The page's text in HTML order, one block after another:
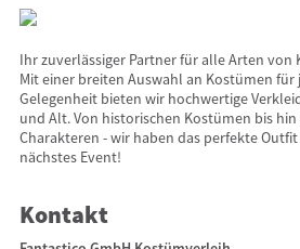
Ihr zuverlässiger Partner für alle Arten von
Mit einer breiten Auswahl an Kostümen für
Gelegenheit bieten wir hochwertige
und Alt. Von historischen Kostümen bis
Charakteren - wir haben das perfekte
nächstes Event!
Kontakt